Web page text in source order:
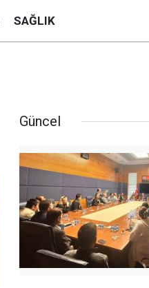
SAĞLIK
Güncel